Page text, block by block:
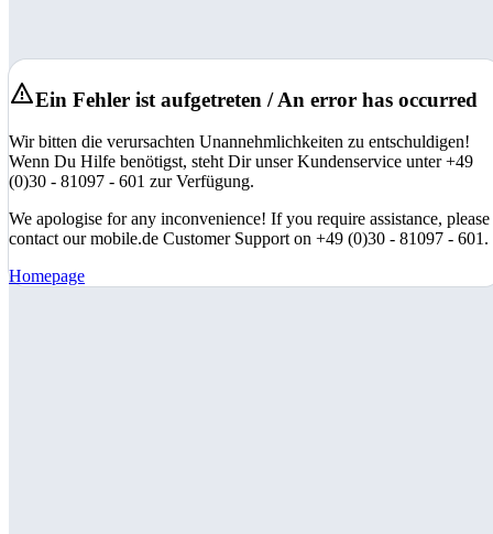
Ein Fehler ist aufgetreten / An error has occurred
Wir bitten die verursachten Unannehmlichkeiten zu entschuldigen!
Wenn Du Hilfe benötigst, steht Dir unser Kundenservice unter +49
(0)30 - 81097 - 601 zur Verfügung.
We apologise for any inconvenience! If you require assistance, please
contact our mobile.de Customer Support on +49 (0)30 - 81097 - 601.
Homepage